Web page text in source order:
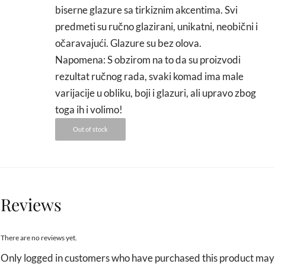
biserne glazure sa tirkiznim akcentima. Svi
predmeti su ručno glazirani, unikatni, neobični i
očaravajući. Glazure su bez olova.
Napomena: S obzirom na to da su proizvodi
rezultat ručnog rada, svaki komad ima male
varijacije u obliku, boji i glazuri, ali upravo zbog
toga ih i volimo!
Out of stock
Reviews
There are no reviews yet.
Only logged in customers who have purchased this product may